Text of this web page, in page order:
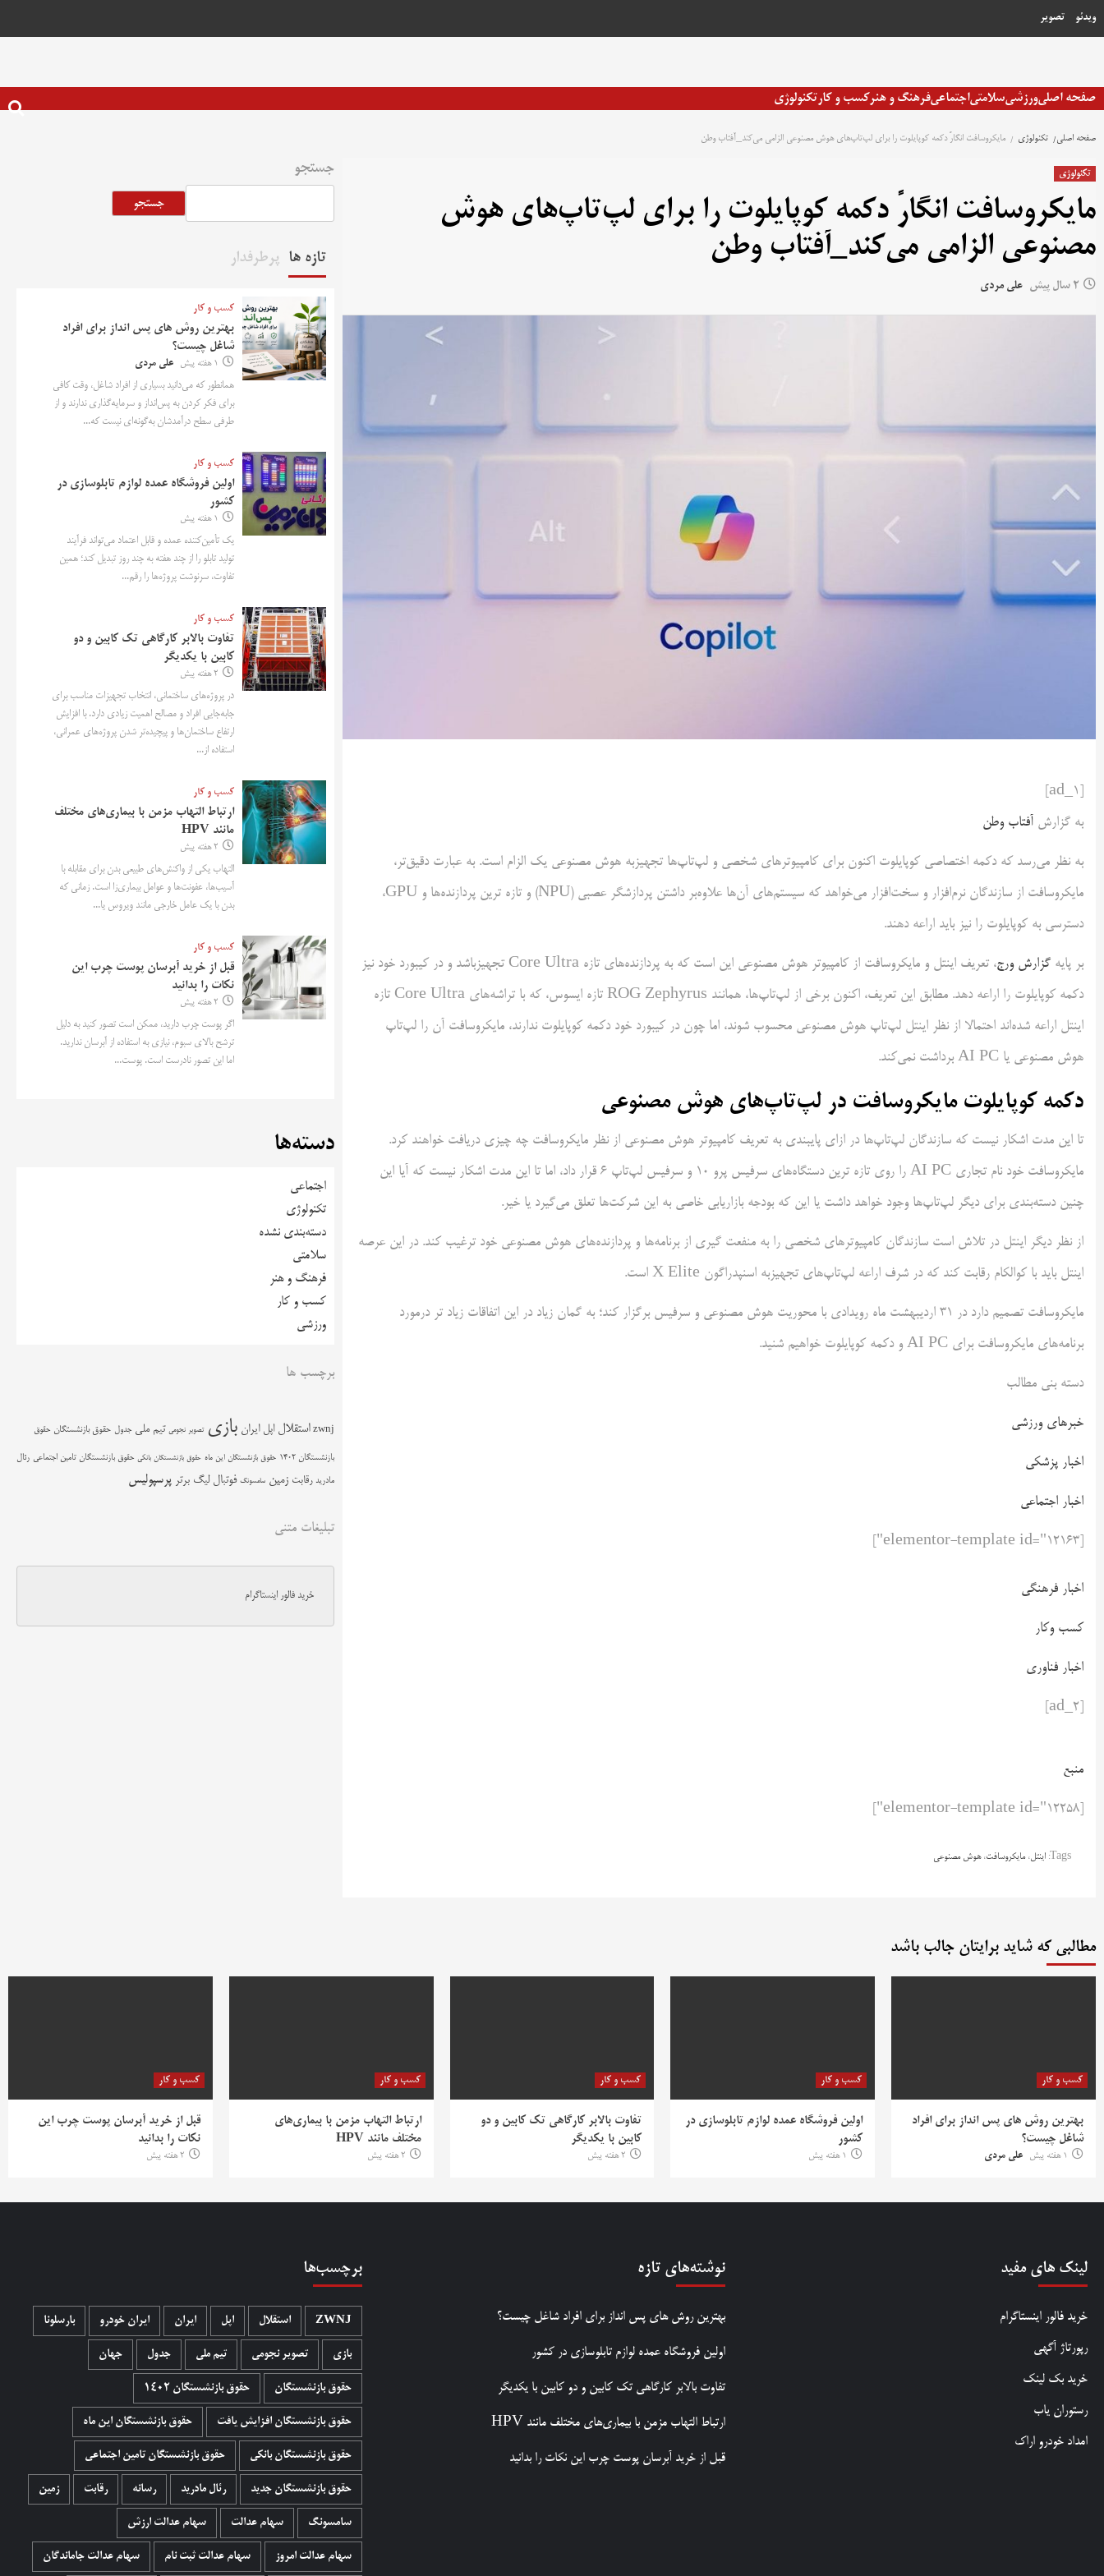
به
ویدئو تصویر
صفحه اصلیورزشیسلامتیاجتماعیفرهنگ و هنرکسب و کارتکنولوژی
صفحه اصلی تکنولوژی مایکروسافت انگارً دکمه کوپایلوت را برای لپ‌تاپ‌های هوش مصنوعی الزامی می‌کند_آفتاب وطن
تکنولوژی
مایکروسافت انگارً دکمه کوپایلوت را برای لپ‌تاپ‌های هوش
مصنوعی الزامی می‌کند_آفتاب وطن
2 سال پیش علی مردی
به گزارش آفتاب وطن
به نظر می‌رسد که دکمه اختصاصی کوپایلوت اکنون برای کامپیوترهای شخصی و لپ‌تاپ‌ها تجهیزبه هوش مصنوعی یک الزام است. به عبارت دقیق‌تر،
مایکروسافت از سازندگان نرم‌افزار و سخت‌افزار می‌خواهد که سیستم‌های آن‌ها علاوه‌بر داشتن پردازشگر عصبی (NPU) و تازه ترین پردازنده‌ها و GPU،
دسترسی به کوپایلوت را نیز باید اراعه دهند.
بر پایه گزارش ورج
، تعریف اینتل و مایکروسافت از کامپیوتر هوش مصنوعی این است که به پردازنده‌های تازه Core Ultra تجهیزباشد و در کیبورد خود نیز
دکمه کوپایلوت را اراعه دهد. مطابق این تعریف، اکنون برخی از لپ‌تاپ‌ها، همانند ROG Zephyrus تازه ایسوس، که با تراشه‌های Core Ultra تازه
اینتل اراعه شده‌اند احتمالا از نظر اینتل لپ‌تاپ هوش مصنوعی محسوب شوند، اما چون در کیبورد خود دکمه کوپایلوت ندارند، مایکروسافت آن را لپ‌تاپ
هوش مصنوعی یا AI PC برداشت نمی‌کند.
دکمه کوپایلوت مایکروسافت در لپ‌تاپ‌های هوش مصنوعی
تا این مدت اشکار نیست که سازندگان لپ‌تاپ‌ها در ازای پایبندی به تعریف کامپیوتر هوش مصنوعی از نظر مایکروسافت چه چیزی دریافت خواهند کرد.
مایکروسافت خود نام تجاری AI PC را روی تازه ترین دستگاه‌های سرفیس پرو 10 و سرفیس لپ‌تاپ 6 قرار داد، اما تا این مدت اشکار نیست که آیا این
چنین دسته‌بندی برای دیگر لپ‌تاپ‌ها وجود خواهد داشت یا این که بودجه بازاریابی خاصی به این شرکت‌ها تعلق می‌گیرد یا خیر.
از نظر دیگر اینتل در تلاش است سازندگان کامپیوترهای شخصی را به منفعت گیری از برنامه‌ها و پردازنده‌های هوش مصنوعی خود ترغیب کند. در این عرصه
اینتل باید با کوالکام رقابت کند که در شرف اراعه لپ‌تاپ‌های تجهیزبه اسنپدراگون X Elite است.
مایکروسافت تصمیم دارد در 31 اردیبهشت ماه رویدادی با محوریت هوش مصنوعی و سرفیس برگزار کند؛ به گمان زیاد در این اتفاقات زیاد تر درمورد
برنامه‌های مایکروسافت برای AI PC و دکمه کوپایلوت خواهیم شنید.
دسته بنی مطالب
خبرهای ورزشی
اخبار پزشکی
اخبار اجتماعی
اخبار فرهنگی
کسب وکار
اخبار فناوری
منبع
Tags: اینتل،مایکروسافت،هوش مصنوعی
جستجو
جستجو
تازه ها پرطرفدار
کسب و کار
بهترین روش‌ های پس‌ انداز برای افراد
شاغل چیست؟
1 هفته پیش علی مردی
همانطور که می‌دانید بسیاری از افراد شاغل، وقت کافی
برای فکر کردن به پس‌انداز و سرمایه‌گذاری ندارند و از
طرفی سطح درآمدشان به‌گونه‌ای نیست که...
کسب و کار
اولین فروشگاه عمده لوازم تابلوسازی در
کشور
1 هفته پیش
یک تأمین‌کننده عمده و قابل اعتماد می‌تواند فرآیند
تولید تابلو را از چند هفته به چند روز تبدیل کند؛ همین
تفاوت، سرنوشت پروژه‌ها را رقم...
کسب و کار
تفاوت بالابر کارگاهی تک کابین و دو
کابین با یکدیگر
2 هفته پیش
در پروژه‌های ساختمانی، انتخاب تجهیزات مناسب برای
جابه‌جایی افراد و مصالح اهمیت زیادی دارد. با افزایش
ارتفاع ساختمان‌ها و پیچیده‌تر شدن پروژه‌های عمرانی،
استفاده از...
کسب و کار
ارتباط التهاب مزمن با بیماری‌های مختلف
مانند HPV
2 هفته پیش
التهاب یکی از واکنش‌های طبیعی بدن برای مقابله با
آسیب‌ها، عفونت‌ها و عوامل بیماری‌زا است. زمانی که
بدن با یک عامل خارجی مانند ویروس یا...
کسب و کار
قبل از خرید آبرسان پوست چرب این
نکات را بدانید
2 هفته پیش
اگر پوست چرب دارید، ممکن است تصور کنید به دلیل
ترشح بالای سبوم، نیازی به استفاده از آبرسان ندارید.
اما این تصور نادرست است. پوست...
دسته‌ها
اجتماعی
تکنولوژی
دسته‌بندی نشده
سلامتی
فرهنگ و هنر
کسب و کار
ورزشی
برچسب ها
zwnj استقلال اپل ایران بازی تصویر نجومی تیم ملی جدول حقوق بازنشستگان حقوق
بازنشستگان 1402 حقوق بازنشستگان این ماه حقوق بازنشستگان بانکی حقوق بازنشستگان تامین اجتماعی رئال
مادرید رقابت زمین سامسونگ فوتبال لیگ برتر پرسپولیس
تبلیغات متنی
خرید فالور اینستاگرام
مطالبی که شاید برایتان جالب باشد
کسب و کار
بهترین روش‌ های پس‌ انداز برای افراد
شاغل چیست؟
1 هفته پیش علی مردی
کسب و کار
اولین فروشگاه عمده لوازم تابلوسازی در
کشور
1 هفته پیش
کسب و کار
تفاوت بالابر کارگاهی تک کابین و دو
کابین با یکدیگر
2 هفته پیش
کسب و کار
ارتباط التهاب مزمن با بیماری‌های
مختلف مانند HPV
2 هفته پیش
کسب و کار
قبل از خرید آبرسان پوست چرب این
نکات را بدانید
2 هفته پیش
لینک های مفید
خرید فالور اینستاگرام
رپورتاژ آگهی
خرید بک لینک
رستوران یاب
امداد خودرو اراک
نوشته‌های تازه
بهترین روش‌ های پس‌ انداز برای افراد شاغل چیست؟
اولین فروشگاه عمده لوازم تابلوسازی در کشور
تفاوت بالابر کارگاهی تک کابین و دو کابین با یکدیگر
ارتباط التهاب مزمن با بیماری‌های مختلف مانند HPV
قبل از خرید آبرسان پوست چرب این نکات را بدانید
برچسب‌ها
ZWNJ استقلال اپل ایران ایران خودرو بارسلونا
بازی تصویر نجومی تیم ملی جدول جهان
حقوق بازنشستگان حقوق بازنشستگان 1402
حقوق بازنشستگان افزایش یافت حقوق بازنشستگان این ماه
حقوق بازنشستگان بانکی حقوق بازنشستگان تامین اجتماعی
حقوق بازنشستگان جدید رئال مادرید رسانه رقابت زمین
سامسونگ سهام عدالت سهام عدالت ارزش
سهام عدالت امروز سهام عدالت ثبت نام سهام عدالت جاماندگان